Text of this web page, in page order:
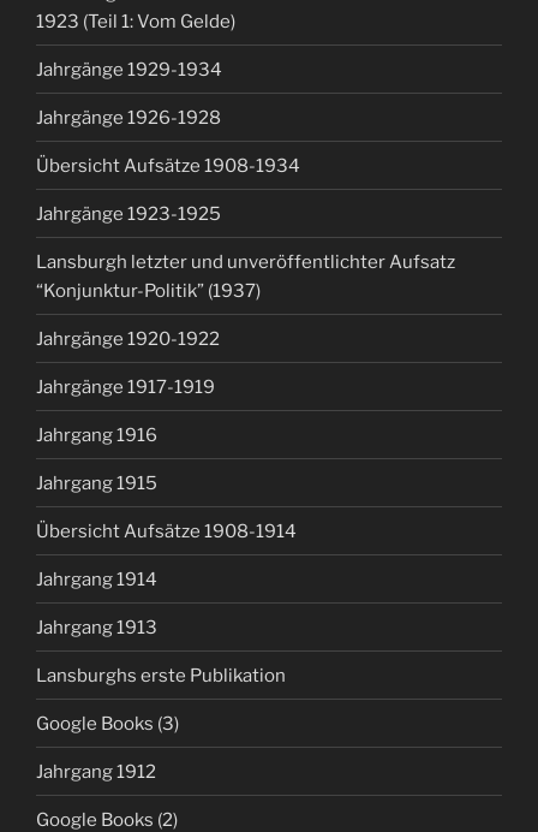
1923 (Teil 1: Vom Gelde)
Jahrgänge 1929-1934
Jahrgänge 1926-1928
Übersicht Aufsätze 1908-1934
Jahrgänge 1923-1925
Lansburgh letzter und unveröffentlichter Aufsatz
“Konjunktur-Politik” (1937)
Jahrgänge 1920-1922
Jahrgänge 1917-1919
Jahrgang 1916
Jahrgang 1915
Übersicht Aufsätze 1908-1914
Jahrgang 1914
Jahrgang 1913
Lansburghs erste Publikation
Google Books (3)
Jahrgang 1912
Google Books (2)